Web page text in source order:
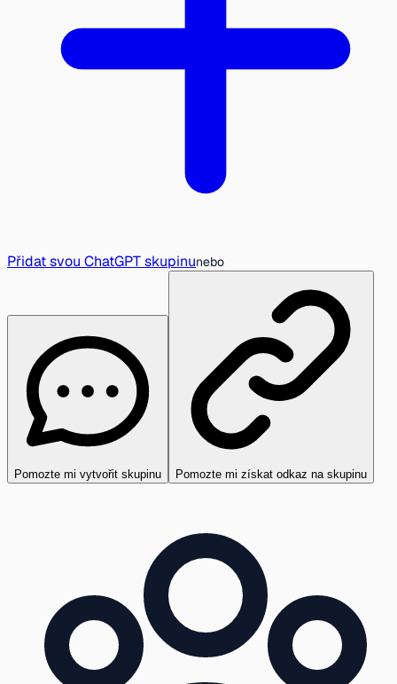
Přidat svou ChatGPT skupinunebo
Pomozte mi vytvořit skupinu Pomozte mi získat odkaz na skupinu